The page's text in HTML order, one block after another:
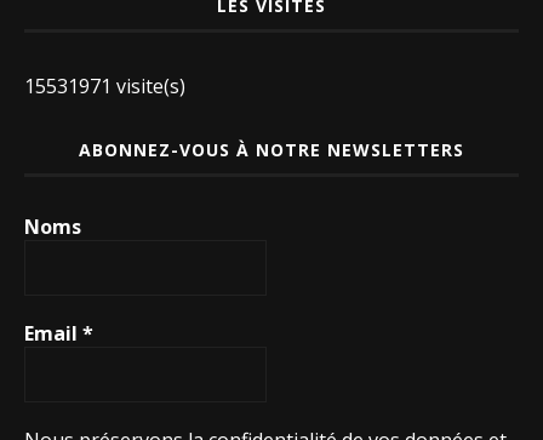
LES VISITES
15531971 visite(s)
ABONNEZ-VOUS À NOTRE NEWSLETTERS
Noms
Email *